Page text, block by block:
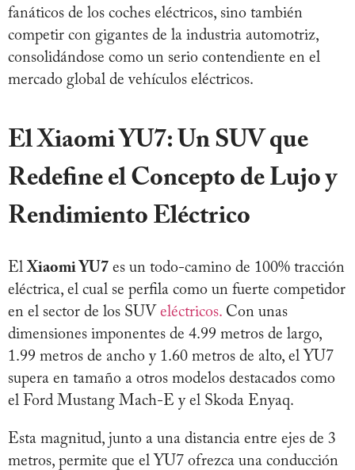
fanáticos de los coches eléctricos, sino también
competir con gigantes de la industria automotriz,
consolidándose como un serio contendiente en el
mercado global de vehículos eléctricos.
El Xiaomi YU7: Un SUV que
Redefine el Concepto de Lujo y
Rendimiento Eléctrico
ElXiaomi YU7 es un todo-camino de 100% tracción
eléctrica, el cual se perfila como un fuerte competidor
en el sector de los SUV eléctricos. Con unas
dimensiones imponentes de 4.99 metros de largo,
1.99 metros de ancho y 1.60 metros de alto, el YU7
supera en tamaño a otros modelos destacados como
el Ford Mustang Mach-E y el Skoda Enyaq.
Esta magnitud, junto a una distancia entre ejes de 3
metros, permite que el YU7 ofrezca una conducción